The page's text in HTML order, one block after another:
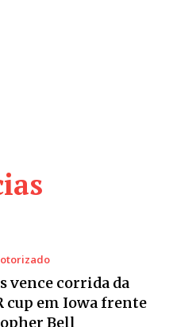
vence corrida da
cup em Iowa frente
Bell